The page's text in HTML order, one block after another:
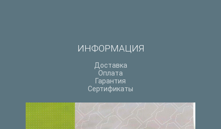
ИНФОРМАЦИЯ
Доставка
Оплата
Гарантия
Сертификаты